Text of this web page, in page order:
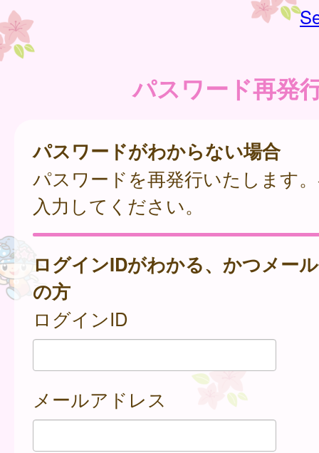
パスワード再発
パスワードがわからない場合
パスワードを再発行いたします
入力してください。
ログインIDがわかる、かつメー
の方
ログインID
メールアドレス